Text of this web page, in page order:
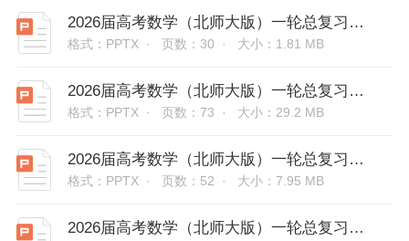
2026届高考数学（北师大版）一轮总复习课件：第六章 第6节 数列中的奇偶项、放缩问题
格式：PPTX · 页数：30 · 大小：1.81 MB
2026届高考数学（北师大版）一轮总复习课件：第四章 第6节 函数y=Asin(ωx+φ)的图象及应用
格式：PPTX · 页数：73 · 大小：29.2 MB
2026届高考数学（北师大版）一轮总复习课件：第四章 第7节 三角函数中有关ω的范围问题
格式：PPTX · 页数：52 · 大小：7.95 MB
2026届高考数学（北师大版）一轮总复习课件：第四章 第8节 正弦定理和余弦定理